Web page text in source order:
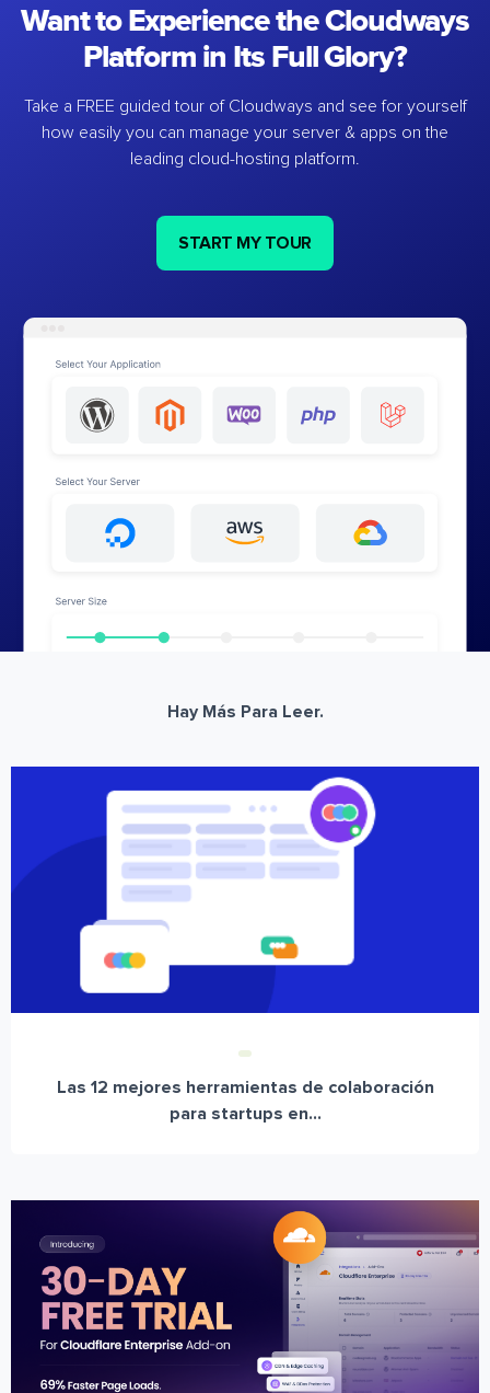
Want to Experience the Cloudways
Platform in Its Full Glory?
Take a FREE guided tour of Cloudways and see for yourself
how easily you can manage your server & apps on the
leading cloud-hosting platform.
START MY TOUR
Hay Más Para Leer.
Las 12 mejores herramientas de colaboración
para startups en...